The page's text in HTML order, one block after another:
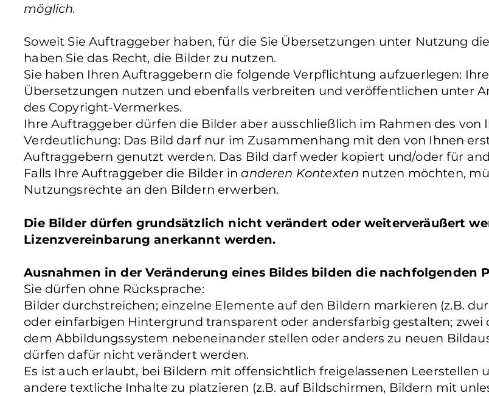
möglich.
Soweit Sie Auftraggeber haben, für die Sie Übersetzungen unter Nutzung
haben Sie das Recht, die Bilder zu nutzen.
Sie haben Ihren Auftraggebern die folgende Verpflichtung aufzuerlegen:
Übersetzungen nutzen und ebenfalls verbreiten und veröffentlichen unter
des Copyright-Vermerkes.
Ihre Auftraggeber dürfen die Bilder aber ausschließlich im Rahmen des
Verdeutlichung: Das Bild darf nur im Zusammenhang mit den von Ihnen
Auftraggebern genutzt werden. Das Bild darf weder kopiert und/oder für
Falls Ihre Auftraggeber die Bilder inanderen Kontexten nutzen möchten,
Nutzungsrechte an den Bildern erwerben.
Die Bilder dürfen grundsätzlich nicht verändert oder weiterveräußert
Lizenzvereinbarung anerkannt werden.
Ausnahmen in der Veränderung eines Bildes bilden die nachfolgenden
Sie dürfen ohne Rücksprache:
Bilder durchstreichen; einzelne Elemente auf den Bildern markieren (z.B.
oder einfarbigen Hintergrund transparent oder andersfarbig gestalten;
dem Abbildungssystem nebeneinander stellen oder anders zu neuen
dürfen dafür nicht verändert werden.
Es ist auch erlaubt, bei Bildern mit offensichtlich freigelassenen Leerstellen
andere textliche Inhalte zu platzieren (z.B. auf Bildschirmen, Bildern mit